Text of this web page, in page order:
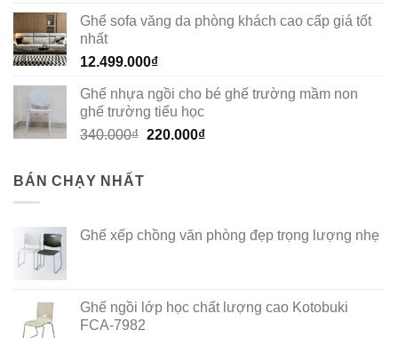
Ghế sofa văng da phòng khách cao cấp giá tốt
nhất
12.499.000₫
Ghế nhựa ngồi cho bé ghế trường mầm non
ghế trường tiểu học
340.000₫ Original
220.000₫Current
BÁN CHẠY NHẤT
Ghế xếp chồng văn phòng đẹp trọng lượng nhẹ
Ghế ngồi lớp học chất lượng cao Kotobuki
FCA-7982